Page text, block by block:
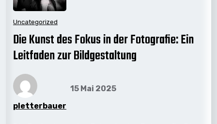
Uncategorized
Die Kunst des Fokus in der Fotografie: Ein
Leitfaden zur Bildgestaltung
pletterbauer
15 Mai 2025